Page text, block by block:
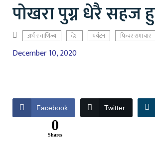
पोखरा पुग्न धेरै सहज
अर्थ र वाणिज्य देश पर्यटन फिचर समाचार
December 10, 2020
Facebook Twitter
0
Shares